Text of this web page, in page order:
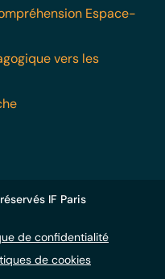
Espace-
vers les
IF Paris
de confidentialité
de cookies